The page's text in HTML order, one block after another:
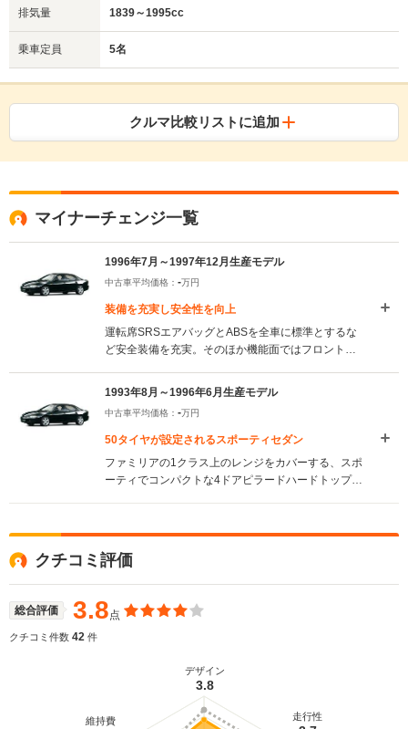
排気量 1839～1995cc
乗車定員 5名
クルマ比較リストに追加
マイナーチェンジ一覧
1996年7月～1997年12月生産モデル
中古車平均価格： -万円
装備を充実し安全性を向上
運転席SRSエアバッグとABSを全車に標準とするな
ど安全装備を充実。そのほか機能面ではフロントビ
行われた。タイプRにはBOSE社製オーディオシステ
ムが標準装備となった。（1996.7）
1993年8月～1996年6月生産モデル
中古車平均価格： -万円
50タイヤが設定されるスポーティセダン
ファミリアの1クラス上のレンジをカバーする、スポ
ーティでコンパクトな4ドアピラードハードトップ。
ギリギリまで広げられた全幅と、4.5mを切る全長の
組み合わせはスポーツカー的な佇まいすら感じさせ
るもの。エンジンはファミリアなどに搭載されるも
のを改良してパワーアップした1.8Lの直4と2LのV6
の2種類。ミッションはロッド式の採用でダイレクト
な操作感を味わうことが可能な5MTと、変速時のエ
クチコミ評価
総合評価 3.8点
クチコミ件数 42 件
デザイン
3.8
走行性
維持費